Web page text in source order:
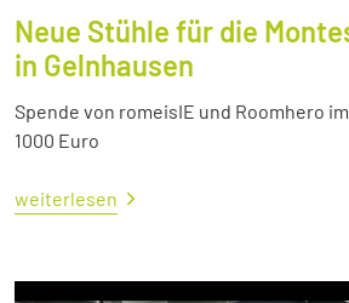
Neue Stühle für die
in Gelnhausen
Spende von romeisIE und Roomhero
1000 Euro
weiterlesen